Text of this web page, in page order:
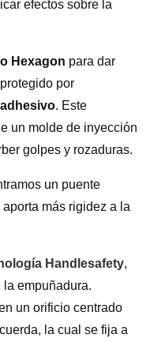
efectos sobre la
Hexagon para dar
por
. Este
un molde de inyección
golpes y rozaduras.
un puente
aporta más rigidez a la
Handlesafety,
empuñadura.
un orificio centrado
la cual se fija a